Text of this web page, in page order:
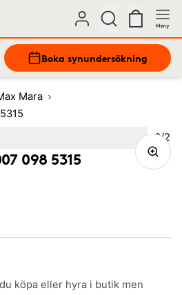
Meny
Boka synundersökning
Mara
098 5315
köpa eller hyra i butik men
Bild
2/2
(Current image)